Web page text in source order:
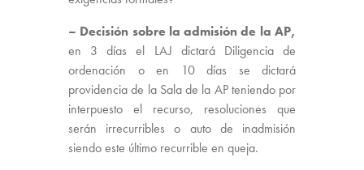
– Decisión sobre la admisión de la AP,
en 3 días el LAJ dictará Diligencia de
ordenación o en 10 días se dictará
providencia de la Sala de la AP teniendo por
interpuesto el recurso, resoluciones que
serán irrecurribles o auto de inadmisión
siendo este último recurrible en queja.